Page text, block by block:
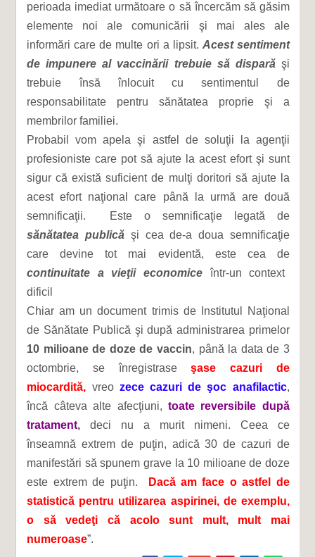
perioada imediat următoare o să încercăm să găsim
elemente noi ale comunicării şi mai ales ale
informări care de multe ori a lipsit. Acest sentiment
de impunere al vaccinării trebuie să dispară şi
trebuie însă înlocuit cu sentimentul de
responsabilitate pentru sănătatea proprie şi a
membrilor familiei.
Probabil vom apela şi astfel de soluţii la agenţii
profesioniste care pot să ajute la acest efort şi sunt
sigur că există suficient de mulţi doritori să ajute la
acest efort naţional care până la urmă are două
semnificaţii. Este o semnificaţie legată de
sănătatea publică şi cea de-a doua semnificaţie
care devine tot mai evidentă, este cea de
continuitate a vieţii economice într-un context
dificil
Chiar am un document trimis de Institutul Naţional
de Sănătate Publică şi după administrarea primelor
10 milioane de doze de vaccin, până la data de 3
octombrie, se înregistraseşase cazuri de
miocardită, vreo zece cazuri de şoc anafilactic,
încă câteva alte afecţiuni, toate reversibile după
tratament, deci nu a murit nimeni. Ceea ce
înseamnă extrem de puţin, adică 30 de cazuri de
manifestări să spunem grave la 10 milioane de doze
este extrem de puţin.
Dacă am face o astfel de
statistică pentru utilizarea aspirinei, de exemplu,
o să vedeţi că acolo sunt mult, mult mai
numeroase”.